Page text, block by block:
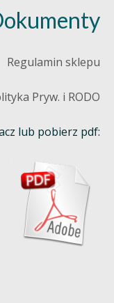
Regulamin sklepu
Pryw. i RODO
lub pobierz pdf: